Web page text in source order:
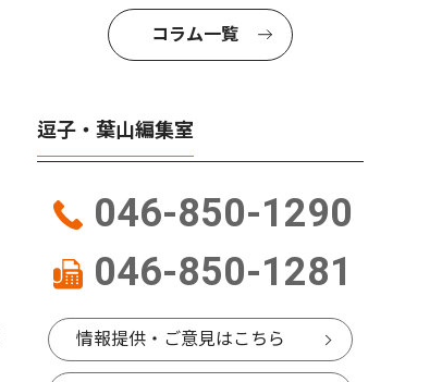
コラム一覧
逗子・葉山編集室
046-850-1290
046-850-1281
情報提供・ご意見はこちら